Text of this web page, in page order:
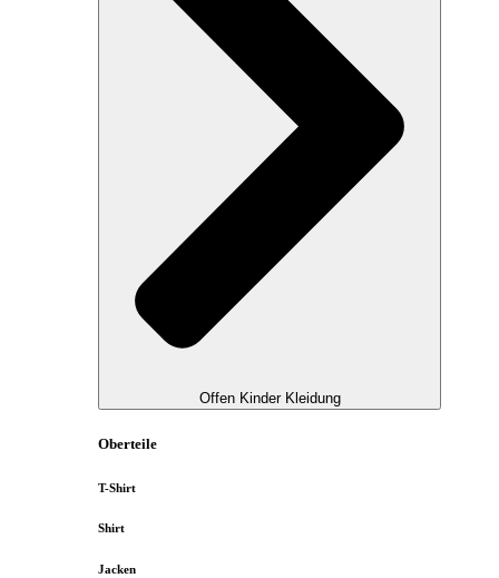
Offen Kinder Kleidung
Oberteile
T-Shirt
Shirt
Jacken